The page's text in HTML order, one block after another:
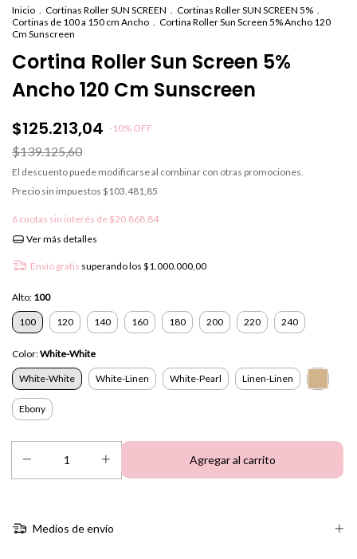
Inicio . Cortinas Roller SUN SCREEN . Cortinas Roller SUN SCREEN 5% .
Cortinas de 100 a 150 cm Ancho . Cortina Roller Sun Screen 5% Ancho 120
Cm Sunscreen
Cortina Roller Sun Screen 5%
Ancho 120 Cm Sunscreen
$125.213,04 -10% OFF
$139.125,60
El descuento puede modificarse al combinar con otras promociones.
Precio sin impuestos $103.481,85
6 cuotas sin interés de $20.868,84
Ver más detalles
Envío gratis superando los $1.000.000,00
Alto: 100
100 120 140 160 180 200 220 240
Color:White-White
White-White White-Linen White-Pearl Linen-Linen
Ebony
Medios de envío